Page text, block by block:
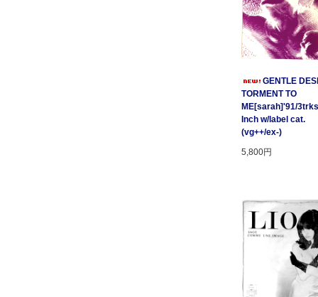
GENTLE
TORMENT TO
ME[sarah]'91/
Inch w/label cat.
(vg++/ex-)
5,800円